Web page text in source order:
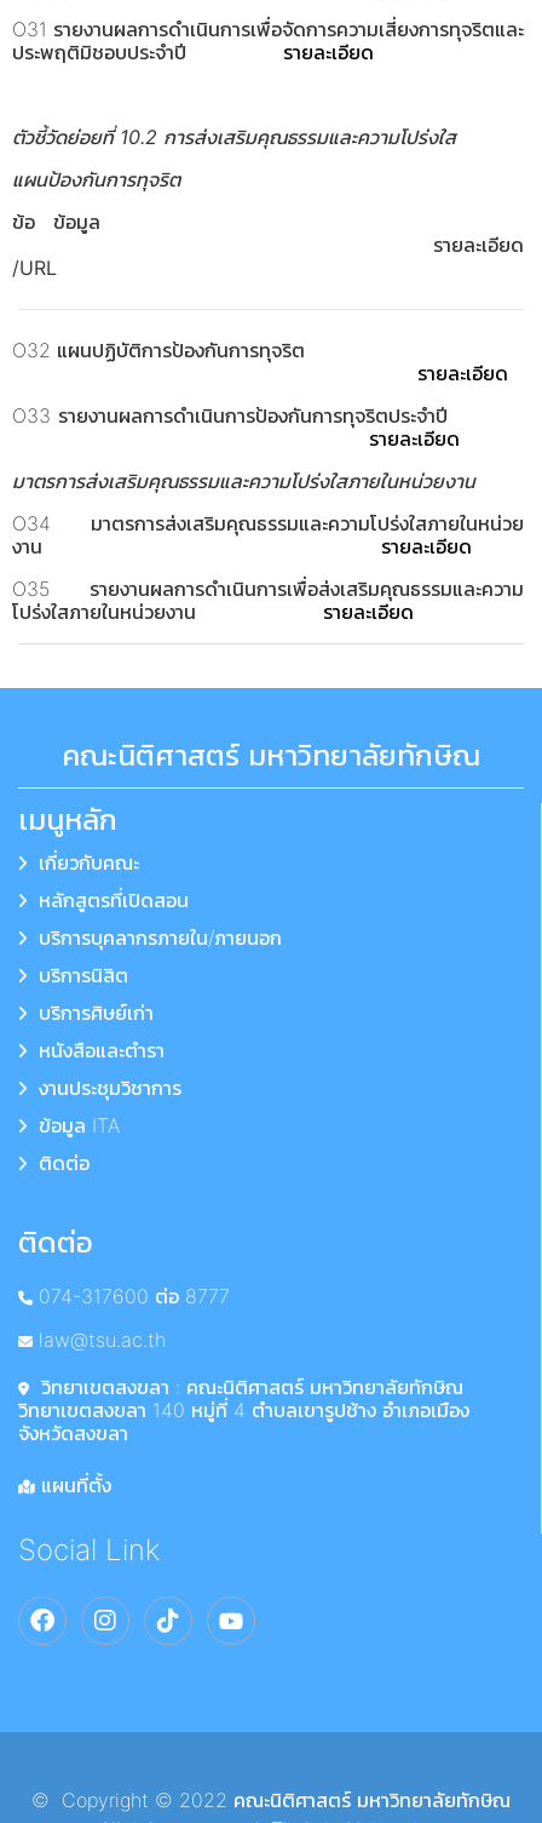
O31 รายงานผลการดำเนินการเพื่อจัดการความเสี่ยงการทุจริตและ
ประพฤติมิชอบประจำปี รายละเอียด
ตัวชี้วัดย่อยที่ 10.2 การส่งเสริมคุณธรรมและความโปร่งใส
แผนป้องกันการทุจริต
ข้อ ข้อมูล
รายละเอียด
/URL
O32 แผนปฏิบัติการป้องกันการทุจริต
รายละเอียด
O33 รายงานผลการดำเนินการป้องกันการทุจริตประจำปี
รายละเอียด
มาตรการส่งเสริมคุณธรรมและความโปร่งใสภายในหน่วยงาน
O34 มาตรการส่งเสริมคุณธรรมและความโปร่งใสภายในหน่วย
งาน รายละเอียด
O35 รายงานผลการดำเนินการเพื่อส่งเสริมคุณธรรมและความ
โปร่งใสภายในหน่วยงาน รายละเอียด
คณะนิติศาสตร์ มหาวิทยาลัยทักษิณ
เมนูหลัก
เกี่ยวกับคณะ
หลักสูตรที่เปิดสอน
บริการบุคลากรภายใน/ภายนอก
บริการนิสิต
บริการศิษย์เก่า
หนังสือและตำรา
งานประชุมวิชาการ
ข้อมูล ITA
ติดต่อ
ติดต่อ
074-317600 ต่อ 8777
law@tsu.ac.th
วิทยาเขตสงขลา : คณะนิติศาสตร์ มหาวิทยาลัยทักษิณ
วิทยาเขตสงขลา 140 หมู่ที่ 4 ตำบลเขารูปช้าง อำเภอเมือง
จังหวัดสงขลา
แผนที่ตั้ง
Social Link
© Copyright © 2022 คณะนิติศาสตร์ มหาวิทยาลัยทักษิณ